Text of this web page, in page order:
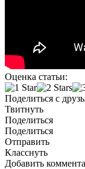
Оценка статьи:
Поделиться с
Твитнуть
Поделиться
Поделиться
Отправить
Класснуть
Добавить